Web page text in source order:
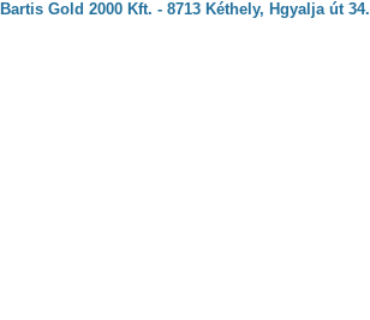
Bartis Gold 2000 Kft. - 8713 Kéthely, Hgyalja út 34.